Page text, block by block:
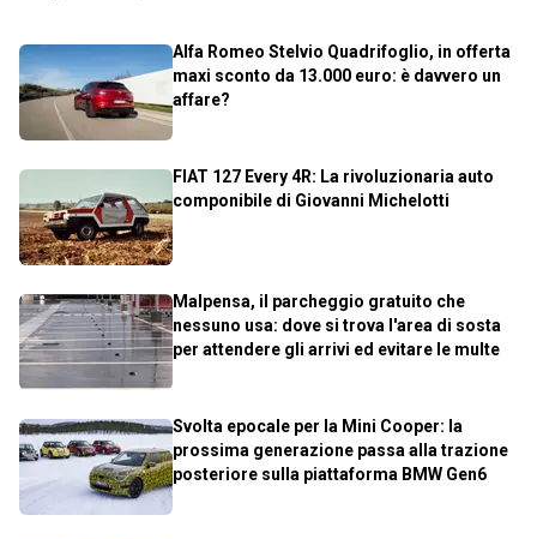
Alfa Romeo Stelvio Quadrifoglio, in offerta
maxi sconto da 13.000 euro: è davvero un
affare?
FIAT 127 Every 4R: La rivoluzionaria auto
componibile di Giovanni Michelotti
Malpensa, il parcheggio gratuito che
nessuno usa: dove si trova l'area di sosta
per attendere gli arrivi ed evitare le multe
Svolta epocale per la Mini Cooper: la
prossima generazione passa alla trazione
posteriore sulla piattaforma BMW Gen6